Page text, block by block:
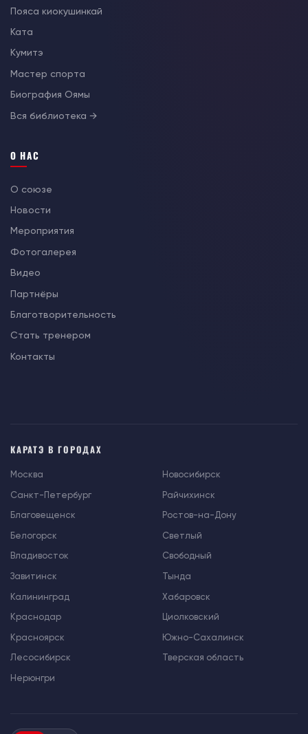
Пояса киокушинкай
Ката
Кумитэ
Мастер спорта
Биография Оямы
Вся библиотека →
О НАС
О союзе
Новости
Мероприятия
Фотогалерея
Видео
Партнёры
Благотворительность
Стать тренером
Контакты
КАРАТЭ В ГОРОДАХ
Москва
Санкт-Петербург
Благовещенск
Белогорск
Владивосток
Завитинск
Калининград
Краснодар
Красноярск
Лесосибирск
Нерюнгри
Новосибирск
Райчихинск
Ростов-на-Дону
Светлый
Свободный
Тында
Хабаровск
Циолковский
Южно-Сахалинск
Тверская область